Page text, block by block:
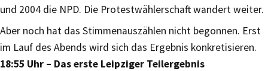
und 2004 die NPD. Die Protestwählerschaft wandert weiter.
Aber noch hat das Stimmenauszählen nicht begonnen. Erst
im Lauf des Abends wird sich das Ergebnis konkretisieren.
18:55 Uhr – Das erste Leipziger Teilergebnis